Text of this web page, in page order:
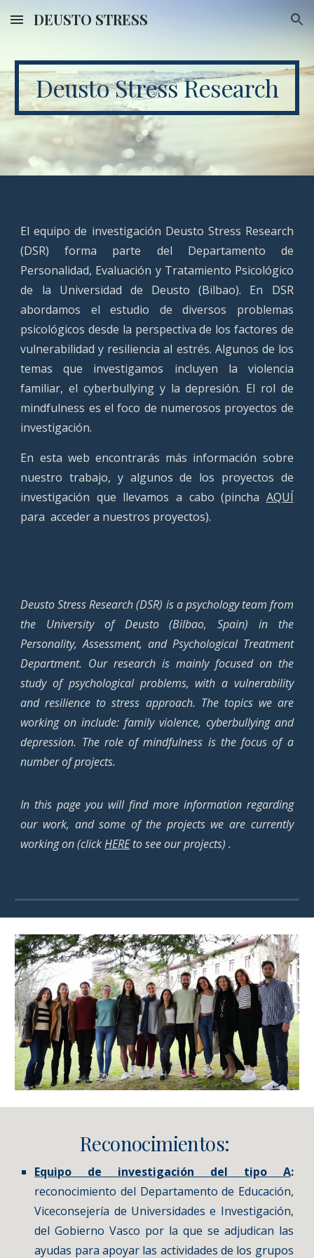
Skip to main content Skip to navigation
DEUSTO STRESS
Deusto Stress Research
El equipo de investigación Deusto Stress Research
(DSR) forma parte del Departamento de
Personalidad, Evaluación y Tratamiento Psicológico
de la Universidad de Deusto (Bilbao). En DSR
abordamos el estudio de diversos problemas
psicológicos desde la perspectiva de los factores de
vulnerabilidad y resiliencia al estrés. Algunos de los
temas que investigamos incluyen la violencia
familiar, el cyberbullying y la depresión. El rol de
mindfulness es el foco de numerosos proyectos de
investigación.
En esta web encontrarás más información sobre
nuestro trabajo, y algunos de los proyectos de
investigación que llevamos a cabo (pincha AQUÍ
para acceder a nuestros proyectos).
Deusto Stress Research (DSR) is a psychology team from
the University of Deusto (Bilbao, Spain) in the
Personality, Assessment, and Psychological Treatment
Department. Our research is mainly focused on the
study of psychological problems, with a vulnerability
and resilience to stress approach. The topics we are
working on include: family violence, cyberbullying and
depression. The role of mindfulness is the focus of a
number of projects.
In this page you will find more information regarding
our work, and some of the projects we are currently
working on (clickHEREto see our projects) .
Reconocimientos:
Equipo de investigación del tipo A:
reconocimiento del Departamento de Educación,
Viceconsejería de Universidades e Investigación,
del Gobierno Vasco por la que se adjudican las
ayudas para apoyar las actividades de los grupos